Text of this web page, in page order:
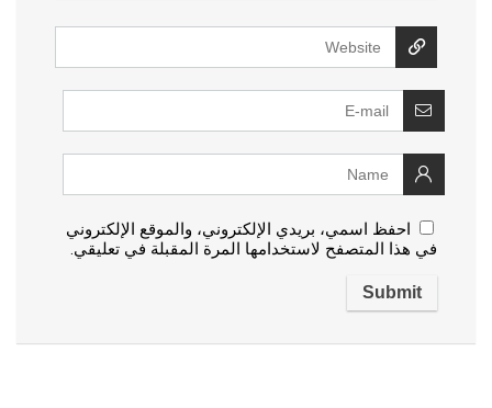
احفظ اسمي، بريدي الإلكتروني، والموقع الإلكتروني
في هذا المتصفح لاستخدامها المرة المقبلة في تعليقي.